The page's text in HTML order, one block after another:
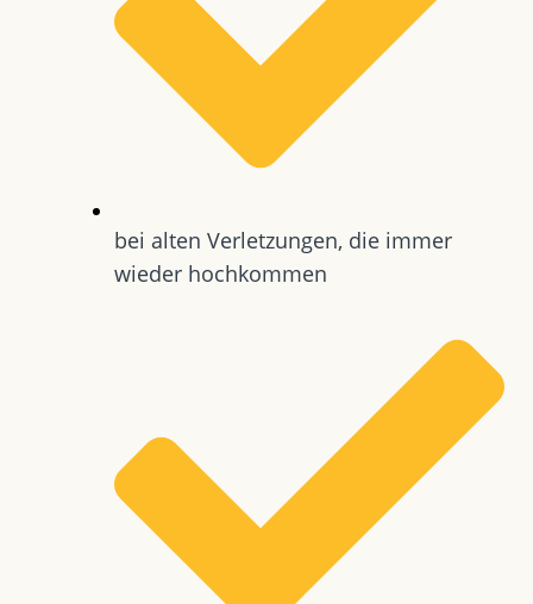
bei alten Verletzungen, die immer
wieder hochkommen